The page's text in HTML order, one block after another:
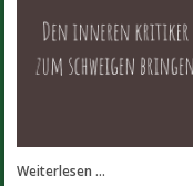
Weiterlesen ...